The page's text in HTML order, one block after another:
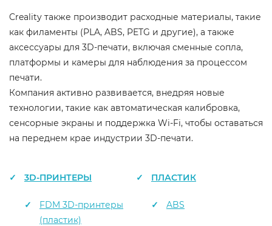
Creality также производит расходные материалы, такие
как филаменты (PLA, ABS, PETG и другие), а также
аксессуары для 3D-печати, включая сменные сопла,
платформы и камеры для наблюдения за процессом
печати.
Компания активно развивается, внедряя новые
технологии, такие как автоматическая калибровка,
сенсорные экраны и поддержка Wi-Fi, чтобы оставаться
на переднем крае индустрии 3D-печати.
3D-ПРИНТЕРЫ
FDM 3D-принтеры
(пластик)
ПЛАСТИК
ABS